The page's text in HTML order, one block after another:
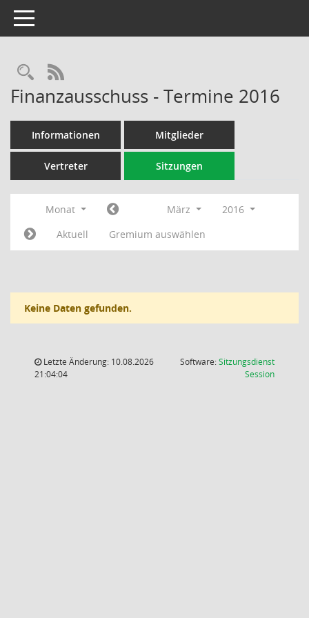
Toggle navigation
Rechercheauswahl
RSS-Feed
Finanzausschuss - Termine 2016
Informationen Mitglieder
Vertreter Sitzungen
Monat März
2016
Aktuell
Gremium auswählen
Keine Daten gefunden.
Letzte Änderung: 10.08.2026
21:04:04
Software:Sitzungsdienst
Session(Wird in